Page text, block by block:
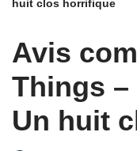
huit clos horrifique
Avis
Things –
Un huit